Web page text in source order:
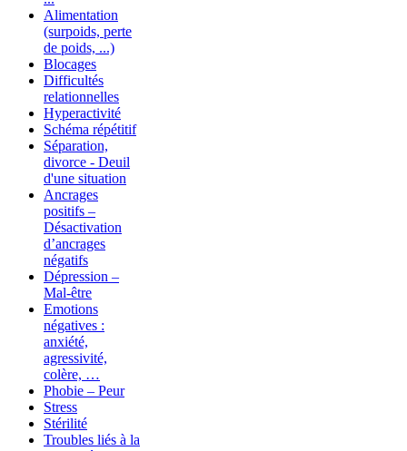
Alimentation
(surpoids, perte
de poids, ...)
Blocages
Difficultés
relationnelles
Hyperactivité
Schéma répétitif
Séparation,
divorce - Deuil
d'une situation
Ancrages
positifs –
Désactivation
d’ancrages
négatifs
Dépression –
Mal-être
Emotions
négatives :
anxiété,
agressivité,
colère, …
Phobie – Peur
Stress
Stérilité
Troubles liés à la